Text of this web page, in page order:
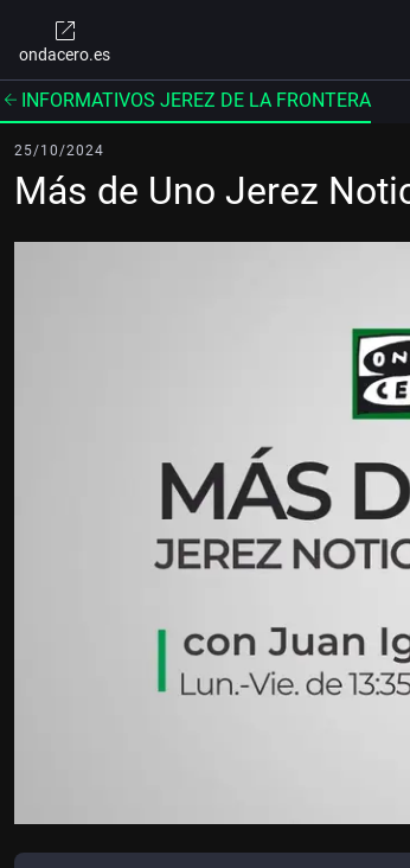
ondacero.es
INFORMATIVOS JEREZ DE LA FRONTERA
25/10/2024
Más de Uno Jerez